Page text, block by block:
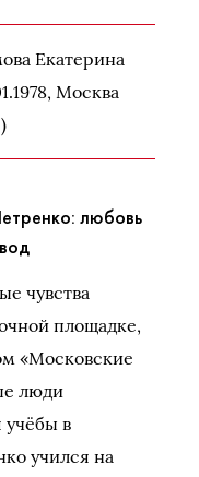
Екатерина
Москва
любовь
чувства
площадке,
«Московские
люди
учёбы в
учился на